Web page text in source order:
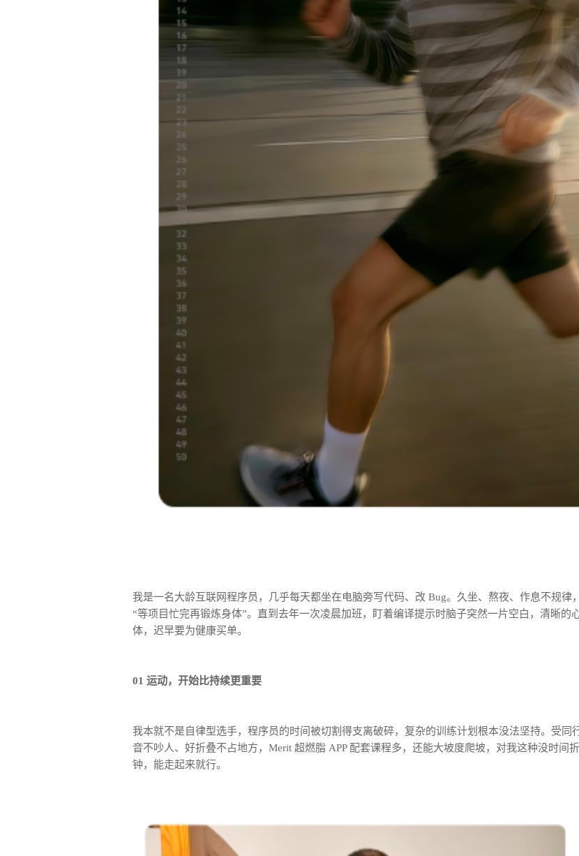
我是一名大龄互联网程序员，几乎每天都坐在电脑旁写代码、改 Bug。久坐、熬夜、作息不规
“等项目忙完再锻炼身体”。直到去年一次凌晨加班，盯着编译提示时脑子突然一片空白，清晰的
体，迟早要为健康买单。
01 运动，开始比持续更重要
我本就不是自律型选手，程序员的时间被切割得支离破碎，复杂的训练计划根本没法坚持。受
音不吵人、好折叠不占地方，Merit 超燃脂 APP 配套课程多，还能大坡度爬坡，对我这种没时间
钟，能走起来就行。